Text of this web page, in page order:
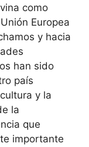
como
Europea
y hacia
han sido
país
y la
la
que
importante